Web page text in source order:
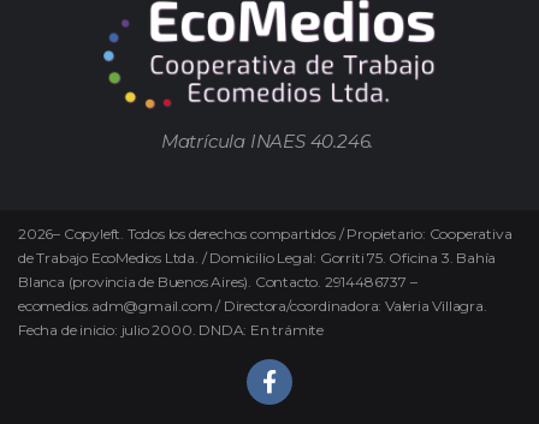
Matrícula INAES 40.246.
2026– Copyleft. Todos los derechos compartidos / Propietario: Cooperativa
de Trabajo EcoMedios Ltda. / Domicilio Legal: Gorriti 75. Oficina 3. Bahía
Blanca (provincia de Buenos Aires). Contacto. 2914486737 –
ecomedios.adm@gmail.com / Directora/coordinadora: Valeria Villagra.
Fecha de inicio: julio 2000. DNDA: En trámite